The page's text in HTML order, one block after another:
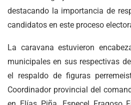
destacando la importancia de
candidatos en este proceso
La caravana estuvieron
municipales en sus respectivas
el respaldo de figuras
Coordinador provincial del